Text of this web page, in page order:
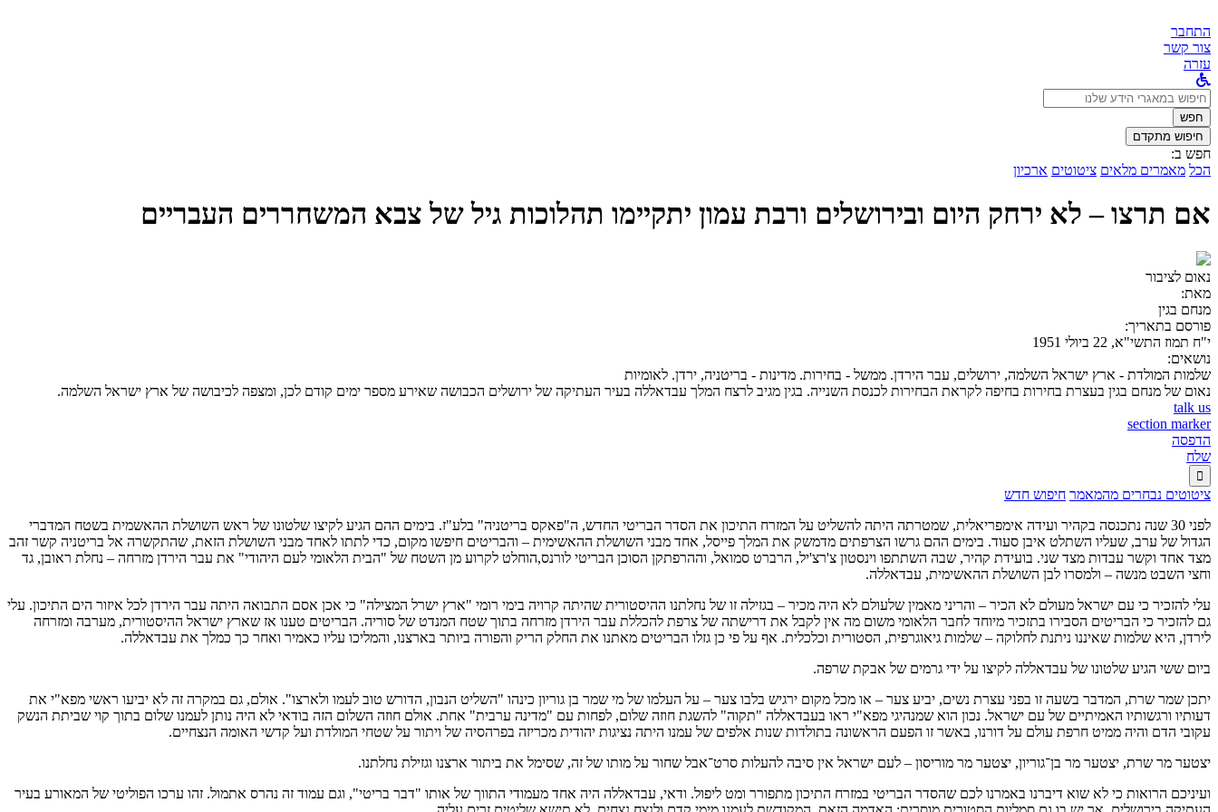
התחבר
צור קשר
עזרה
לחפש
ב:חפש
חיפוש מתקדם
חפש ב:
הכל מאמרים מלאים ציטוטים ארכיון
אם תרצו – לא ירחק היום ובירושלים ורבת עמון יתקיימו תהלוכות גיל של צבא המשחררים העבריים
נאום לציבור
מאת:
מנחם בגין
פורסם בתאריך:
י"ח תמוז התשי"א, 22 ביולי 1951
נושאים:
שלמות המולדת - ארץ ישראל השלמה, ירושלים, עבר הירדן. ממשל - בחירות. מדינות - בריטניה, ירדן. לאומיות
נאום של מנחם בגין בעצרת בחירות בחיפה לקראת הבחירות לכנסת השנייה. בגין מגיב לרצח המלך עבדאללה בעיר העתיקה של ירושלים הכבושה שאירע מספר ימים קודם לכן, ומצפה לכיבושה של ארץ ישראל השלמה.
talk us
section marker
הדפסה
שלח

ציטוטים נבחרים מהמאמר חיפוש חדש
לפני 30 שנה נתכנסה בקהיר ועידה אימפריאלית, שמטרתה היתה להשליט על המזרח התיכון את הסדר הבריטי החדש, ה"פאקס בריטניה" בלע"ז. בימים ההם הגיע לקיצו שלטונו של ראש השושלת ההאשמית בשטח המדברי
הגדול של ערב, שעליו השתלט איבן סעוד. בימים ההם גרשו הצרפתים מדמשק את המלך פייסל, אחד מבני השושלת ההאשימית – והבריטים חיפשו מקום, כדי לתתו לאחד מבני השושלת הזאת, שהתקשרה אל בריטניה קשר זהב
מצד אחד וקשר עבדות מצד שני. בועידת קהיר, שבה השתתפו וינסטון צ'רצ'יל, הרברט סמואל, וההרפתקן הסוכן הבריטי לורנס,הוחלט לקרוע מן השטח של "הבית הלאומי לעם היהודי" את עבר הירדן מזרחה – נחלת ראובן, גד
וחצי השבט מנשה – ולמסרו לבן השושלת ההאשימית, עבדאללה.
עלי להזכיר כי עם ישראל מעולם לא הכיר – והריני מאמין שלעולם לא היה מכיר – בגזילה זו של נחלתנו ההיסטורית שהיתה קרויה בימי רומי "ארץ ישרל המצילה" כי אכן אסם התבואה היתה עבר הירדן לכל איזור הים התיכון. עלי
גם להזכיר כי הבריטים הסבירו בתזכיר מיוחד לחבר הלאומי משום מה אין לקבל את דרישתה של צרפת להכללת עבר הירדן מזרחה בתוך שטח המנדט של סוריה. הבריטים טענו אז שארץ ישראל ההיסטורית, מערבה ומזרחה
לירדן, היא שלמות שאיננו ניתנת לחלוקה – שלמות גיאוגרפית, הסטורית וכלכלית. אף על פי כן גזלו הבריטים מאתנו את החלק הריק והפורה ביותר בארצנו, והמליכו עליו כאמיר ואחר כך כמלך את עבדאללה.
ביום ששי הגיע שלטונו של עבדאללה לקיצו על ידי גרמים של אבקת שרפה.
יתכן שמר שרת, המדבר בשעה זו בפני עצרת נשים, יביע צער – או מכל מקום ירגיש בלבו צער – על העלמו של מי שמר בן גוריון כינהו "השליט הנבון, הדורש טוב לעמו ולארצו". אולם, גם במקרה זה לא יביעו ראשי מפא"י את
דעותיו ורגשותיו האמיתיים של עם ישראל. נכון הוא שמנהיגי מפא"י ראו בעבדאללה "תקוה" להשגת חוזה שלום, לפחות עם "מדינה ערבית" אחת. אולם חוזה השלום הזה בודאי לא היה נותן לעמנו שלום בתוך קוי שביתת הנשק
עקובי הדם והיה ממיט חרפת עולם על דורנו, באשר זו הפעם הראשונה בתולדות שנות אלפים של עמנו היתה נציגות יהודית מכריזה בפרהסיה של ויתור על שטחי המולדת ועל קדשי האומה הנצחיים.
יצטער מר שרת, יצטער מר בן־גוריון, יצטער מר מוריסון – לעם ישראל אין סיבה להעלות סרט־אבל שחור על מותו של זה, שסימל את ביתור ארצנו וגזילת נחלתנו.
ועיניכם הרואות כי לא שוא דיברנו באמרנו לכם שהסדר הבריטי במזרח התיכון מתפורר ומט ליפול. ודאי, עבדאללה היה אחד מעמודי התווך של אותו "דבר בריטי", וגם עמוד זה נהרס אתמול. זהו ערכו הפוליטי של המאורע בעיר